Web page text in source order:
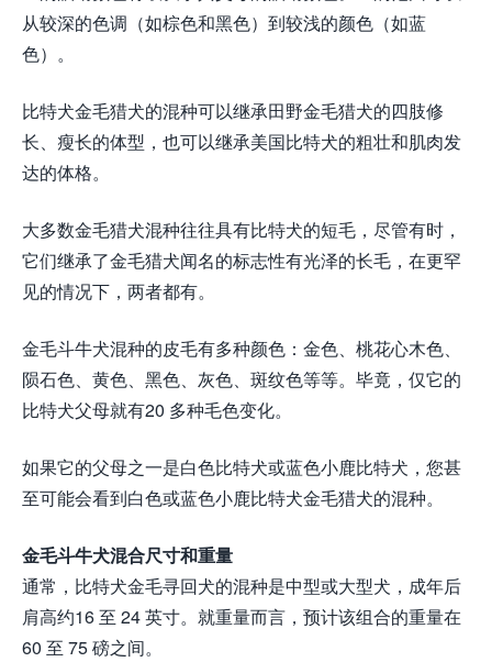
从较深的色调（如棕色和黑色）到较浅的颜色（如蓝
色）。
比特犬金毛猎犬的混种可以继承田野金毛猎犬的四肢修
长、瘦长的体型，也可以继承美国比特犬的粗壮和肌肉发
达的体格。
大多数金毛猎犬混种往往具有比特犬的短毛，尽管有时，
它们继承了金毛猎犬闻名的标志性有光泽的长毛，在更罕
见的情况下，两者都有。
金毛斗牛犬混种的皮毛有多种颜色：金色、桃花心木色、
陨石色、黄色、黑色、灰色、斑纹色等等。毕竟，仅它的
比特犬父母就有20 多种毛色变化。
如果它的父母之一是白色比特犬或蓝色小鹿比特犬，您甚
至可能会看到白色或蓝色小鹿比特犬金毛猎犬的混种。
金毛斗牛犬混合尺寸和重量
通常，比特犬金毛寻回犬的混种是中型或大型犬，成年后
肩高约16 至 24 英寸。就重量而言，预计该组合的重量在
60 至 75 磅之间。